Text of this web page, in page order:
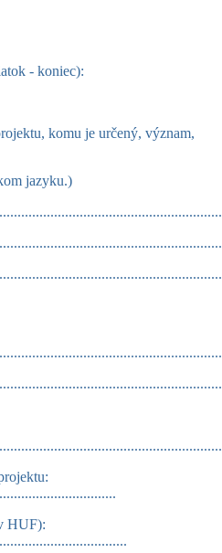
- koniec):
komu je určený, význam,
jazyku.)
HUF):